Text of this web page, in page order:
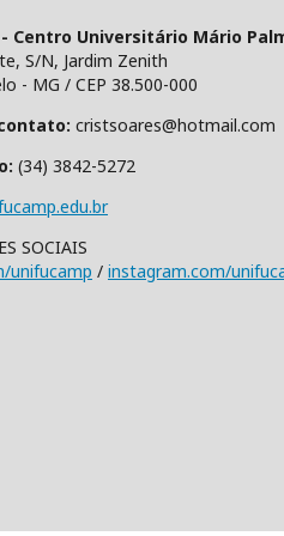
- Centro Universitário Mário
S/N, Jardim Zenith
- MG / CEP 38.500-000
cristsoares@hotmail.com
(34) 3842-5272
SOCIAIS
unifucamp / instagram.com/